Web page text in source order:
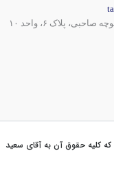
پلاک ۶، واحد ۱۰
می باشد که کلیه حقوق آن به آقای سعید